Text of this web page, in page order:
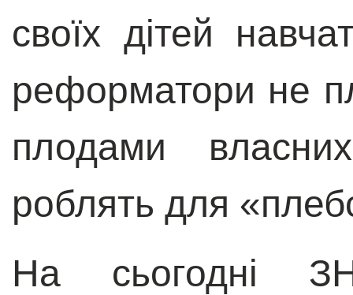
своїх дітей
реформатори не
плодами
роблять для
На сьогодні